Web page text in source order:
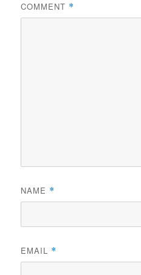
COMMENT *
NAME *
EMAIL *